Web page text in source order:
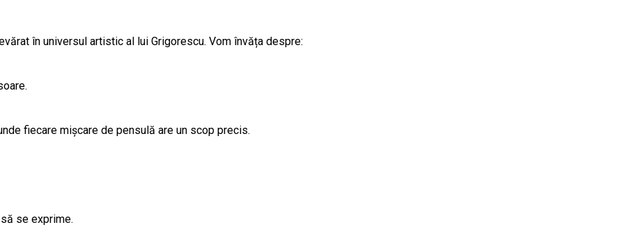
în universul artistic al lui Grigorescu. Vom învăța despre:
fiecare mișcare de pensulă are un scop precis.
se exprime.